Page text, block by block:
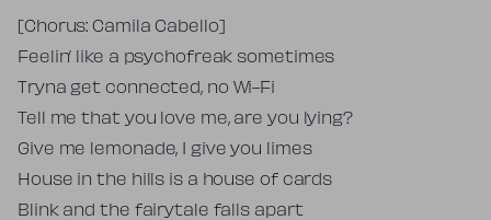
[Chorus: Camila Cabello]
Feelin’ like a psychofreak sometimes
Tryna get connected, no Wi-Fi
Tell me that you love me, are you lying?
Give me lemonade, I give you limes
House in the hills is a house of cards
Blink and the fairytale falls apart